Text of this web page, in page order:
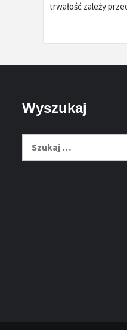
trwałość zależy
Wyszukaj